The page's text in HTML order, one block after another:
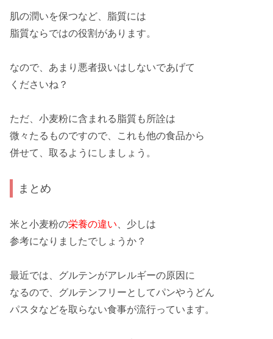
肌の潤いを保つなど、脂質には
脂質ならではの役割 があります。
なので、あまり 悪者扱いはしないであげて
くださいね？
ただ、小麦粉に含まれる脂質も 所詮は
微々 たるものですので、これも他の食品から
併せて
、取るようにしましょう。
まとめ
米と小麦粉の栄養の違い 、少しは
参考になりましたでしょうか？
最近では、グルテンがアレルギーの原因 に
なるので、 グルテンフリーとしてパンやうどん
パスタなどを取らない食事が流行っています。